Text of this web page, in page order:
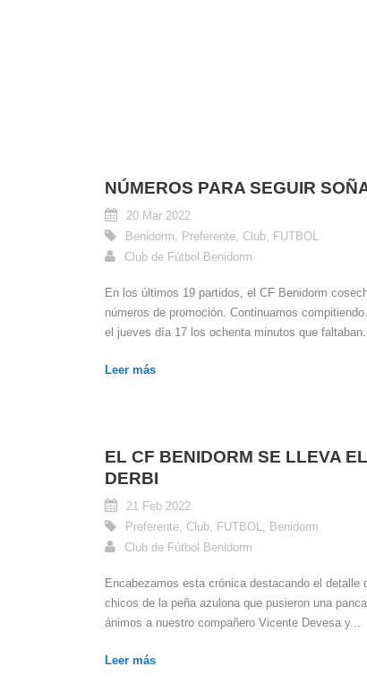
NÚMEROS PARA SEGUIR
20 Mar 2022
Benidorm, Preferente, Club, FUTBOL
Club de Fútbol Benidorm
En los últimos 19 partidos, el CF Benidorm
números de promoción. Continuamos
el jueves día 17 los ochenta minutos que
Leer más
EL CF BENIDORM SE LLEVA EL
DERBI
21 Feb 2022
Preferente, Club, FUTBOL, Benidorm
Club de Fútbol Benidorm
Encabezamos esta crónica destacando el detalle
chicos de la peña azulona que pusieron una
ánimos a nuestro compañero Vicente Devesa y...
Leer más